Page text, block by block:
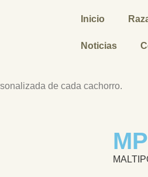
Inicio
Noticias
de cada cachorro.